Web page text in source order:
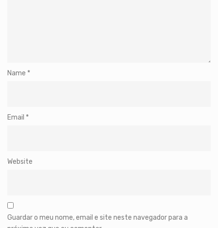
Name *
Email *
Website
Guardar o meu nome, email e site neste navegador para a